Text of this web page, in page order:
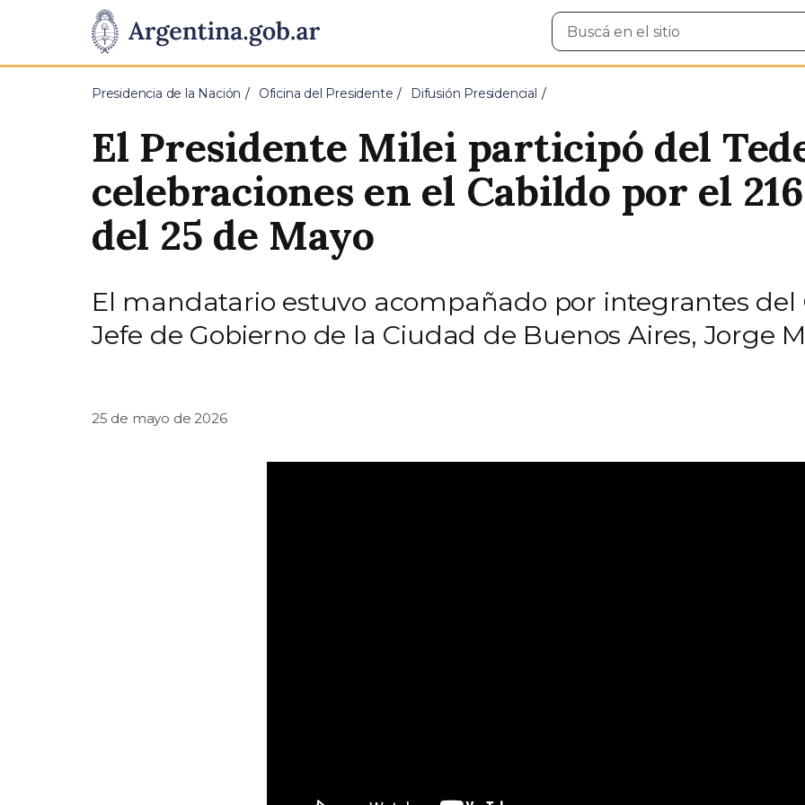
Presidencia
de
Pasar al contenido principal
Buscar
en
Presidencia de la Nación Oficina del Presidente Difusión Presidencial
El Presidente Milei participó del
celebraciones en el Cabildo por el
del 25 de Mayo
El mandatario estuvo acompañado por integrantes del
Jefe de Gobierno de la Ciudad de Buenos Aires, Jorge
25 de mayo de 2026